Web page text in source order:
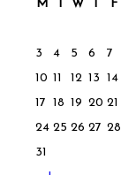
M
T W T F
3
4 5 6 7
10 11 12 13 14
17 18 19 20 21
24 25 26 27 28
31